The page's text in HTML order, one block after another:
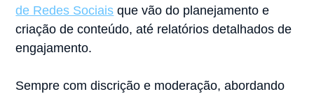
de Redes Sociais que vão do planejamento e
criação de conteúdo, até relatórios detalhados de
engajamento.⠀
Sempre com discrição e moderação, abordando